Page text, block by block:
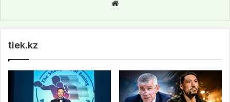
te
tiek.kz